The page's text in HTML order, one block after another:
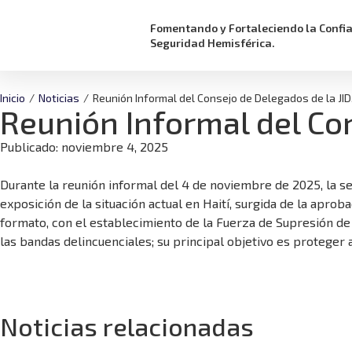
Fomentando y Fortaleciendo la
Seguridad Hemisférica.
Inicio / Noticias / Reunión Informal del Consejo de Delegados de la
Reunión Informal del
Publicado: noviembre 4, 2025
Durante la reunión informal del 4 de noviembre de 2025, la
exposición de la situación actual en Haití, surgida de la
formato, con el establecimiento de la Fuerza de Supresión
las bandas delincuenciales; su principal objetivo es
Noticias relacionadas